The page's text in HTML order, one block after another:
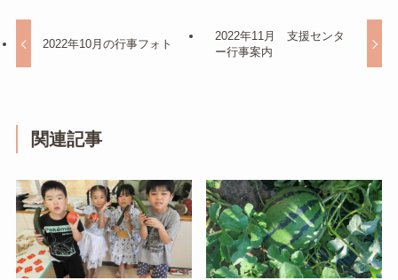
2022年10月の行事フォト
2022年11月 支援センタ
ー行事案内
関連記事